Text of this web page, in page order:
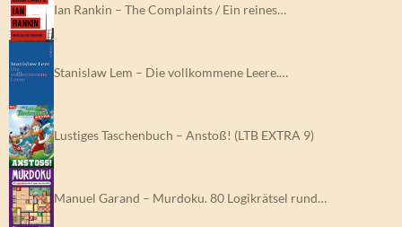
Ian Rankin – The Complaints / Ein reines…
Stanislaw Lem – Die vollkommene Leere.…
Lustiges Taschenbuch – Anstoß! (LTB EXTRA 9)
Manuel Garand – Murdoku. 80 Logikrätsel rund…